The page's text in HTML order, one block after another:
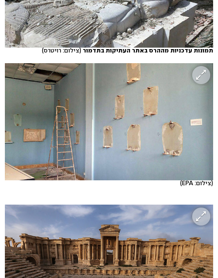
תמונות עדכניות מההרס באתר העתיקות בתדמור (צילום: רויטרס)
(צילום: EPA)